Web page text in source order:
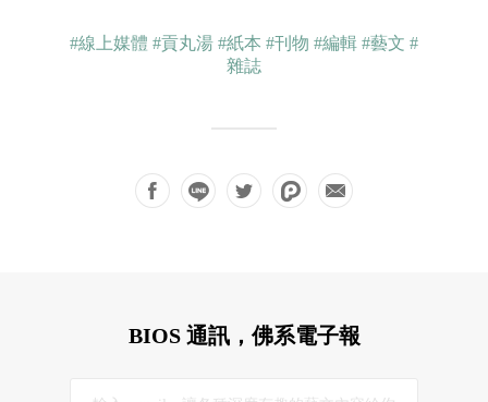
#線上媒體 #貢丸湯 #紙本 #刊物 #編輯 #藝文 #
雜誌
BIOS 通訊，佛系電子報